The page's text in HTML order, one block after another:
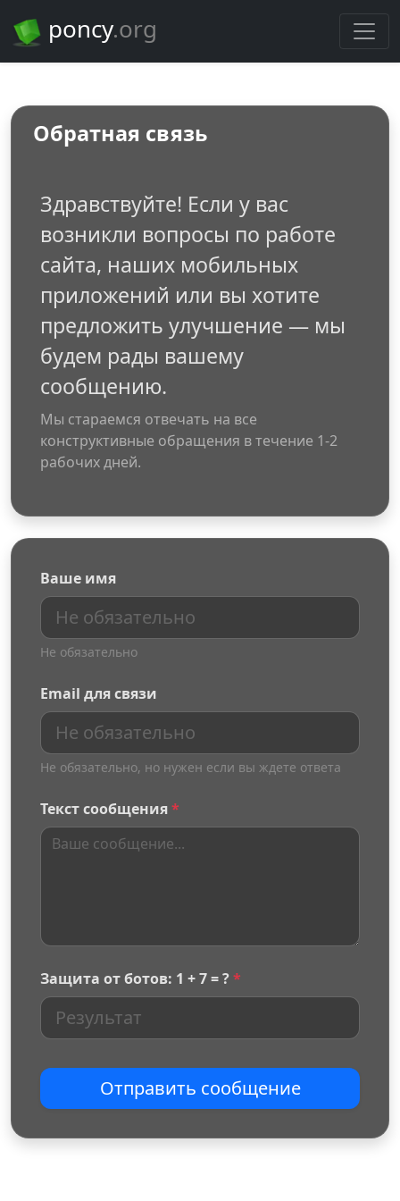
poncy.org
Обратная связь
Здравствуйте! Если у вас
возникли вопросы по работе
сайта, наших мобильных
приложений или вы хотите
предложить улучшение — мы
будем рады вашему
сообщению.
Мы стараемся отвечать на все
конструктивные обращения в течение 1-2
рабочих дней.
Ваше имя
Не обязательно
Email для связи
Не обязательно, но нужен если вы ждете ответа
Текст сообщения*
Защита от ботов: 1 + 7 = ?*
Отправить сообщение